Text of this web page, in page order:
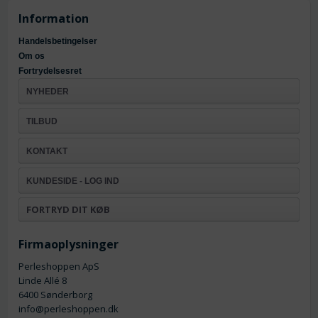
Information
Handelsbetingelser
Om os
Fortrydelsesret
NYHEDER
TILBUD
KONTAKT
KUNDESIDE - LOG IND
FORTRYD DIT KØB
Firmaoplysninger
Perleshoppen ApS
Linde Allé 8
6400 Sønderborg
info@perleshoppen.dk